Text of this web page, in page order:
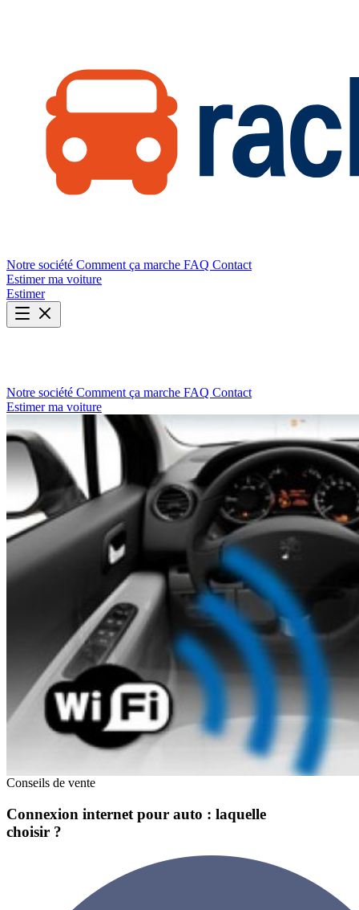
Notre société Comment ça marche FAQ Contact
Estimer ma voiture
Estimer
Notre société Comment ça marche FAQ Contact
Estimer ma voiture
Conseils de vente
Connexion internet pour auto : laquelle
choisir ?